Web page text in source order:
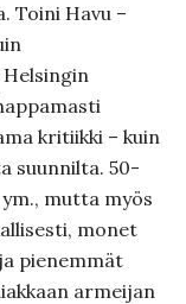
Toini Havu –
kritiikki – kuin
suunnilta. 50-
mutta myös
monet
pienemmät
armeijan